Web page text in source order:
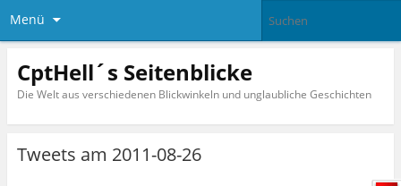
Menü
CptHell´s Seitenblicke
Die Welt aus verschiedenen Blickwinkeln und unglaubliche Geschichten
Tweets am 2011-08-26